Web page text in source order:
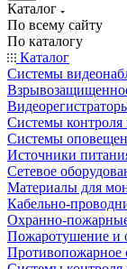
Каталог
По всему сайту
По каталогу
Каталог
Системы
Системы контроля
Системы
Источники
Сетевое
Материалы для
Кабельно-
Охранно-
Пожаротушение и
Противопожарное